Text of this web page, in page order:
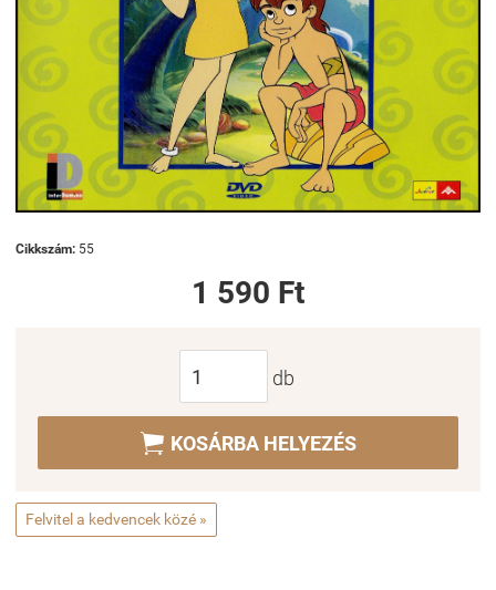
Cikkszám: 55
1 590 Ft
db
 KOSÁRBA HELYEZÉS
Felvitel a kedvencek közé »